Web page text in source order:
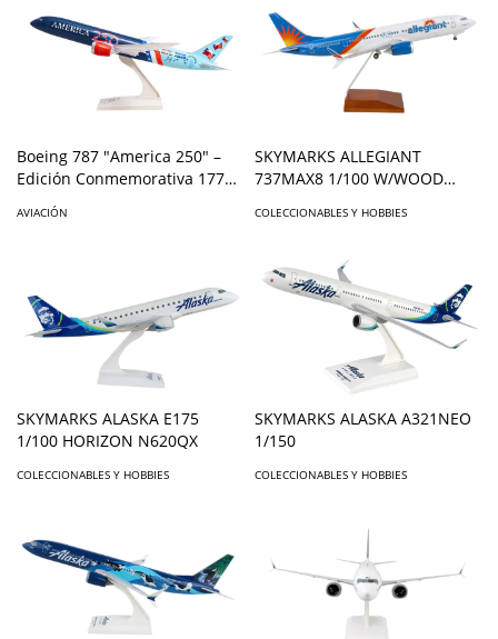
Boeing 787 "America 250" –
Edición Conmemorativa 1776-
AVIACIÓN
SKYMARKS ALLEGIANT
737MAX8 1/100 W/WOOD
COLECCIONABLES Y HOBBIES
SKYMARKS ALASKA E175
1/100 HORIZON N620QX
COLECCIONABLES Y HOBBIES
SKYMARKS ALASKA A321NEO
1/150
COLECCIONABLES Y HOBBIES